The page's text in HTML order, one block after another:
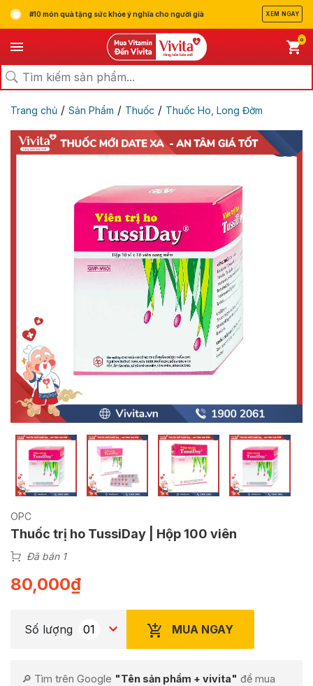
#10 món quà tặng sức khỏe ý nghĩa cho người già XEM NGAY
0
Trang chủ / Sản Phẩm / Thuốc / Thuốc Ho, Long Đờm
OPC
Thuốc trị ho TussiDay | Hộp 100 viên
Đã bán 1
80,000₫
Số lượng MUA NGAY
🔎 Tìm trên Google "Tên sản phẩm + vivita" để mua